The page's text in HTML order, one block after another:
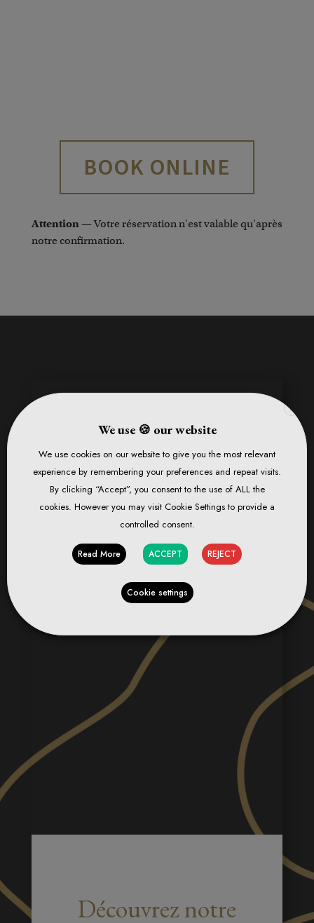
BOOK ONLINE
Attention— Votre réservation n'est valable qu'après
notre confirmation.
Découvrez notre
X
We use 🍪 our website
We use cookies on our website to give you the most relevant
experience by remembering your preferences and repeat visits.
By clicking “Accept”, you consent to the use of ALL the
cookies. However you may visit Cookie Settings to provide a
controlled consent.
Read More ACCEPT REJECT
Cookie settings